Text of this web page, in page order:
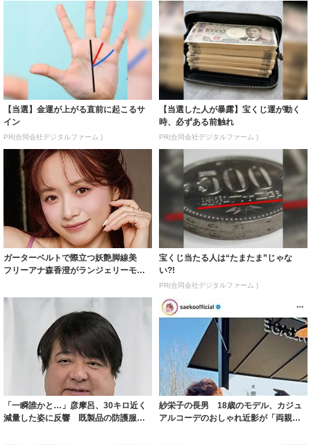
【当選】金運が上がる直前に起こるサ
イン
PR(合同会社デジタルファーム )
【当選した人が暴露】宝くじ運が動く
時、必ずある前触れ
PR(合同会社デジタルファーム )
ガーターベルトで際立つ妖艶脚線美
フリーアナ森香澄がランジェリーモデ
宝くじ当たる人は“たまたま”じゃな
い?!
PR(合同会社デジタルファーム )
「一瞬誰かと…」彦摩呂、30キロ近く
減量した姿に反響 既製品の防護服が
紗栄子の長男 18歳のモデル、カジュ
アルコーデのおしゃれ近影が「両親の